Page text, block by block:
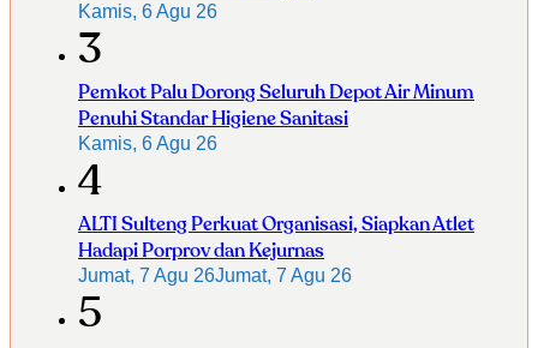
Kamis, 6 Agu 26
3
Pemkot Palu Dorong Seluruh Depot Air Minum
Penuhi Standar Higiene Sanitasi
Kamis, 6 Agu 26
4
ALTI Sulteng Perkuat Organisasi, Siapkan Atlet
Hadapi Porprov dan Kejurnas
Jumat, 7 Agu 26Jumat, 7 Agu 26
5